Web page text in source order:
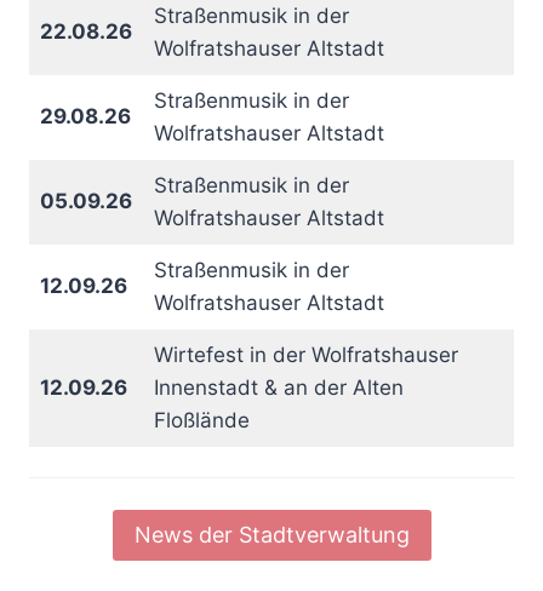
22.08.26
Straßenmusik in der
Wolfratshauser Altstadt
29.08.26
Straßenmusik in der
Wolfratshauser Altstadt
05.09.26
Straßenmusik in der
Wolfratshauser Altstadt
12.09.26
Straßenmusik in der
Wolfratshauser Altstadt
12.09.26
Wirtefest in der Wolfratshauser
Innenstadt & an der Alten
Floßlände
News der Stadtverwaltung